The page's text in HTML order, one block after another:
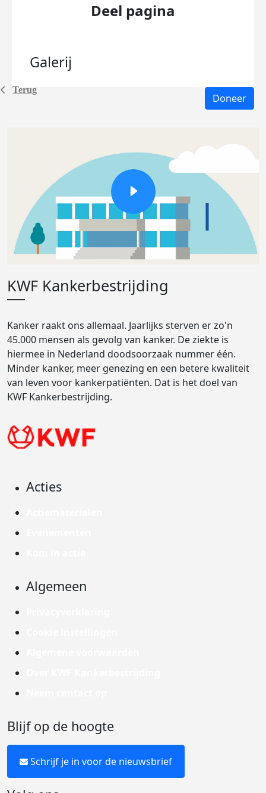
Terug
Deel pagina
Galerij
Doneer
KWF Kankerbestrijding
Kanker raakt ons allemaal. Jaarlijks sterven er zo'n
45.000 mensen als gevolg van kanker. De ziekte is
hiermee in Nederland doodsoorzaak nummer één.
Minder kanker, meer genezing en een betere kwaliteit
van leven voor kankerpatiënten. Dat is het doel van
KWF Kankerbestrijding.
Acties
Algemeen
Blijf op de hoogte
Schrijf je in voor de nieuwsbrief